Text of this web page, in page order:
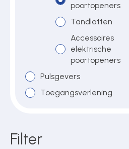
Toegangscontrole
Toegangsverlening
Voedingen
Over ons
poortopeners
Tandlatten
Accessoires
elektrische
poortopeners
Pulsgevers
Toegangsverlening
Filter